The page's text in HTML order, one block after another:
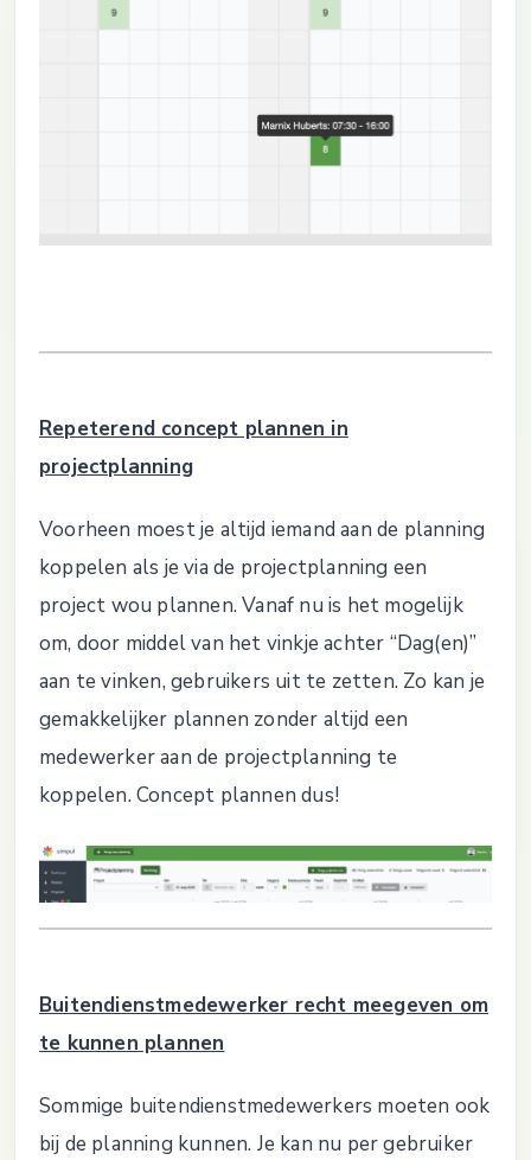
Repeterend concept plannen in
projectplanning
Voorheen moest je altijd iemand aan de planning
koppelen als je via de projectplanning een
project wou plannen. Vanaf nu is het mogelijk
om, door middel van het vinkje achter “Dag(en)”
aan te vinken, gebruikers uit te zetten. Zo kan je
gemakkelijker plannen zonder altijd een
medewerker aan de projectplanning te
koppelen. Concept plannen dus!
Buitendienstmedewerker recht meegeven om
te kunnen plannen
Sommige buitendienstmedewerkers moeten ook
bij de planning kunnen. Je kan nu per gebruiker